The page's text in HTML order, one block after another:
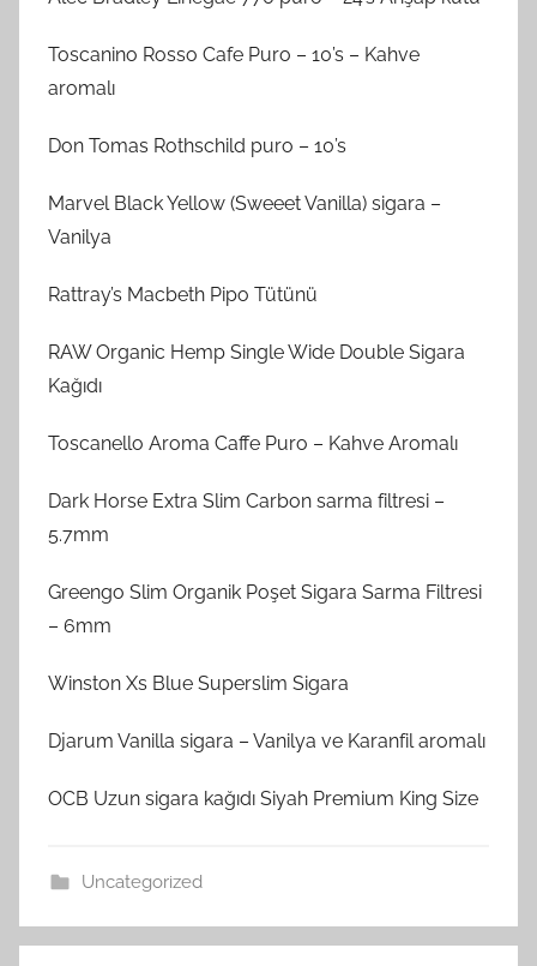
Toscanino Rosso Cafe Puro – 10’s – Kahve
aromalı
Don Tomas Rothschild puro – 10’s
Marvel Black Yellow (Sweeet Vanilla) sigara –
Vanilya
Rattray’s Macbeth Pipo Tütünü
RAW Organic Hemp Single Wide Double Sigara
Kağıdı
Toscanello Aroma Caffe Puro – Kahve Aromalı
Dark Horse Extra Slim Carbon sarma filtresi –
5.7mm
Greengo Slim Organik Poşet Sigara Sarma Filtresi
– 6mm
Winston Xs Blue Superslim Sigara
Djarum Vanilla sigara – Vanilya ve Karanfil aromalı
OCB Uzun sigara kağıdı Siyah Premium King Size
Uncategorized